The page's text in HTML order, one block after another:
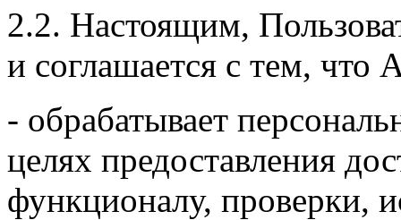
2.2. Настоящим,
и соглашается с тем, что
- обрабатывает
целях предоставления
функционалу, проверки,